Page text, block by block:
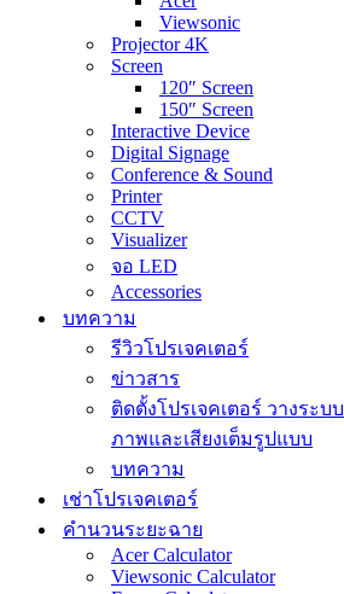
Viewsonic
Projector 4K
Screen
120″ Screen
150″ Screen
Interactive Device
Digital Signage
Conference & Sound
Printer
CCTV
Visualizer
จอ LED
Accessories
บทความ
รีวิวโปรเจคเตอร์
ข่าวสาร
ติดตั้งโปรเจคเตอร์ วางระบบ
ภาพและเสียงเต็มรูปแบบ
บทความ
เช่าโปรเจคเตอร์
คำนวนระยะฉาย
Acer Calculator
Viewsonic Calculator